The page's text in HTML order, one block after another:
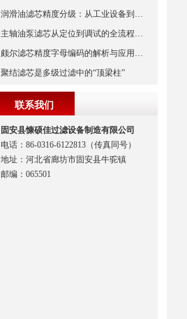
润滑油滤芯精度分级：从工业设备到精密系统的过滤密码
主轴油泵滤芯从定位到调试的全流程解析
颇尔滤芯精度字母编码的解析与应用指南
聚结滤芯是多级过滤中的“顶梁柱”
联系我们
固安县慷硕佳过滤设备制造有限公司
电话：86-0316-6122813（传真同号）
地址：河北省廊坊市固安县牛驼镇
邮编：065501